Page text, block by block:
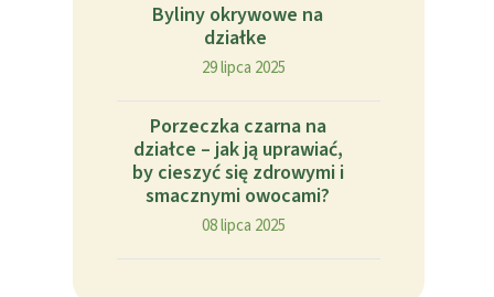
Byliny okrywowe na
działke
29 lipca 2025
Porzeczka czarna na
działce – jak ją uprawiać,
by cieszyć się zdrowymi i
smacznymi owocami?
08 lipca 2025